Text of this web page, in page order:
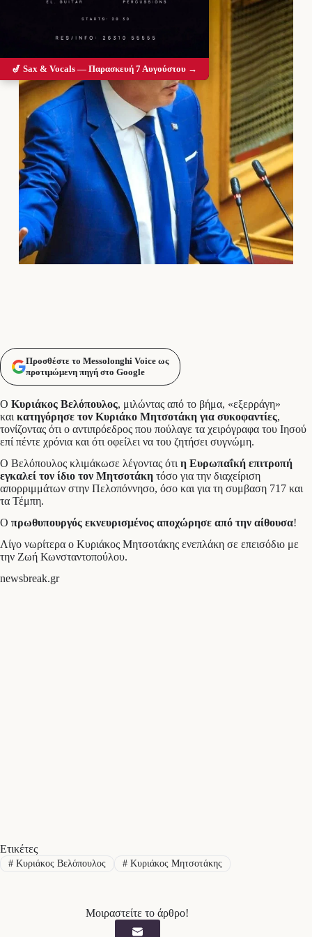
Προσθέστε το Messolonghi Voice ως
προτιμώμενη πηγή στο Google
Ο Κυριάκος Βελόπουλος, μιλώντας από το βήμα, «εξερράγη»
και κατηγόρησε τον Κυριάκο Μητσοτάκη για συκοφαντίες,
τονίζοντας ότι ο αντιπρόεδρος που πούλαγε τα χειρόγραφα του Ιησού
επί πέντε χρόνια και ότι οφείλει να του ζητήσει συγνώμη.
Ο Βελόπουλος κλιμάκωσε λέγοντας ότι η Ευρωπαΐκή επιτροπή
εγκαλεί τον ίδιο τον Μητσοτάκη τόσο για την διαχείριση
απορριμμάτων στην Πελοπόννησο, όσο και για τη συμβαση 717 και
τα Τέμπη.
Ο πρωθυπουργός εκνευρισμένος αποχώρησε από την αίθουσα!
Λίγο νωρίτερα ο Κυριάκος Μητσοτάκης ενεπλάκη σε επεισόδιο με
την Ζωή Κωνσταντοπούλου.
newsbreak.gr
Ετικέτες
#Κυριάκος Βελόπουλος #Κυριάκος Μητσοτάκης
Μοιραστείτε το άρθρο!
🎷 Sax & Vocals — Παρασκευή 7 Αυγούστου →